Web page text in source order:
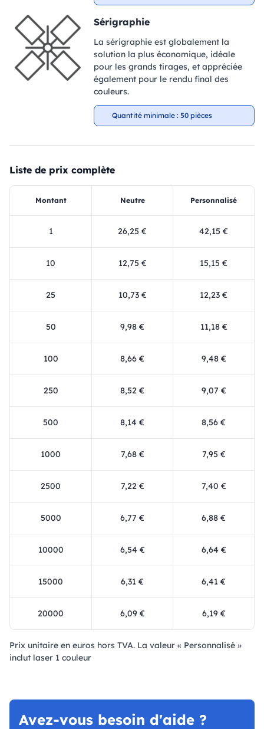
Sérigraphie
La sérigraphie est globalement la
solution la plus économique, idéale
pour les grands tirages, et appréciée
également pour le rendu final des
couleurs.
Quantité minimale : 50 pièces
Liste de prix complète
Montant Neutre Personnalisé
1 26,25 € 42,15 €
10 12,75 € 15,15 €
25 10,73 € 12,23 €
50 9,98 € 11,18 €
100 8,66 € 9,48 €
250 8,52 € 9,07 €
500 8,14 € 8,56 €
1000 7,68 € 7,95 €
2500 7,22 € 7,40 €
5000 6,77 € 6,88 €
10000 6,54 € 6,64 €
15000 6,31 € 6,41 €
20000 6,09 € 6,19 €
Prix ​​unitaire en euros hors TVA. La valeur « Personnalisé »
inclut laser 1 couleur
Avez-vous besoin d'aide ?